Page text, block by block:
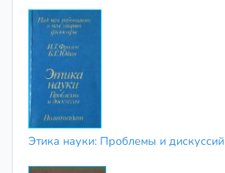
Этика науки: Проблемы и дискуссий